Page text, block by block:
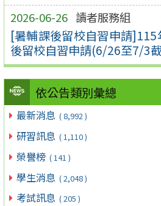
2026-06-26 讀者服務組
[暑輔課後留校自習申請
後留校自習申請(6/26至7/3
依公告類別彙總
最新消息 ( 8,992 )
研習訊息 ( 1,110 )
榮譽榜 ( 141 )
學生消息 ( 2,048 )
考試訊息 ( 205 )